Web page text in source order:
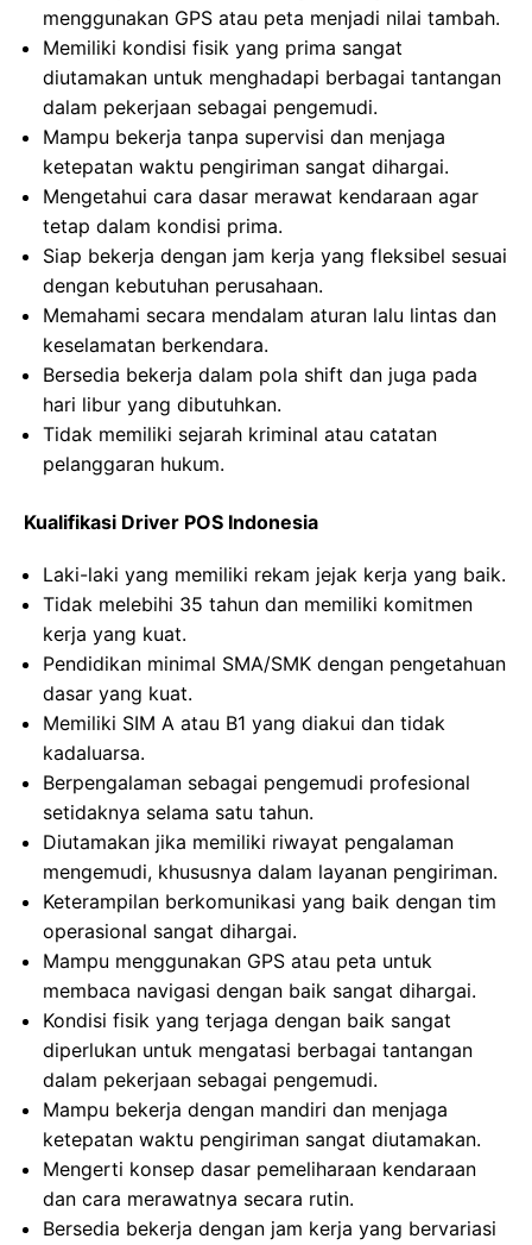
menggunakan GPS atau peta menjadi nilai tambah.
Memiliki kondisi fisik yang prima sangat
diutamakan untuk menghadapi berbagai tantangan
dalam pekerjaan sebagai pengemudi.
Mampu bekerja tanpa supervisi dan menjaga
ketepatan waktu pengiriman sangat dihargai.
Mengetahui cara dasar merawat kendaraan agar
tetap dalam kondisi prima.
Siap bekerja dengan jam kerja yang fleksibel sesuai
dengan kebutuhan perusahaan.
Memahami secara mendalam aturan lalu lintas dan
keselamatan berkendara.
Bersedia bekerja dalam pola shift dan juga pada
hari libur yang dibutuhkan.
Tidak memiliki sejarah kriminal atau catatan
pelanggaran hukum.
Kualifikasi Driver POS Indonesia
Laki-laki yang memiliki rekam jejak kerja yang baik.
Tidak melebihi 35 tahun dan memiliki komitmen
kerja yang kuat.
Pendidikan minimal SMA/SMK dengan pengetahuan
dasar yang kuat.
Memiliki SIM A atau B1 yang diakui dan tidak
kadaluarsa.
Berpengalaman sebagai pengemudi profesional
setidaknya selama satu tahun.
Diutamakan jika memiliki riwayat pengalaman
mengemudi, khususnya dalam layanan pengiriman.
Keterampilan berkomunikasi yang baik dengan tim
operasional sangat dihargai.
Mampu menggunakan GPS atau peta untuk
membaca navigasi dengan baik sangat dihargai.
Kondisi fisik yang terjaga dengan baik sangat
diperlukan untuk mengatasi berbagai tantangan
dalam pekerjaan sebagai pengemudi.
Mampu bekerja dengan mandiri dan menjaga
ketepatan waktu pengiriman sangat diutamakan.
Mengerti konsep dasar pemeliharaan kendaraan
dan cara merawatnya secara rutin.
Bersedia bekerja dengan jam kerja yang bervariasi